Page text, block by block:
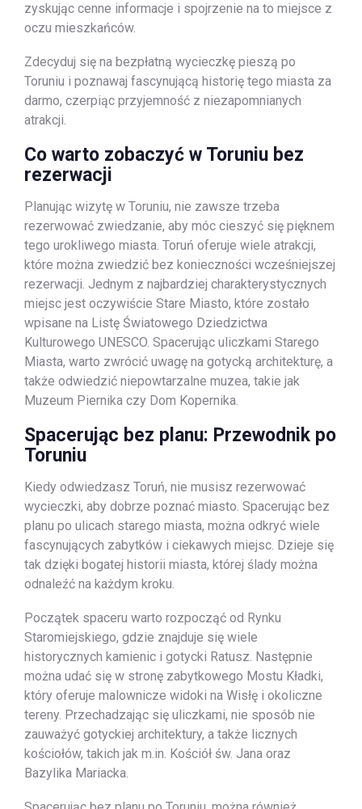
zyskując cenne informacje i spojrzenie na to miejsce z
oczu mieszkańców.
Zdecyduj się na bezpłatną wycieczkę pieszą po
Toruniu i poznawaj fascynującą historię tego miasta za
darmo, czerpiąc przyjemność z niezapomnianych
atrakcji.
Co warto zobaczyć w Toruniu bez
rezerwacji
Planując wizytę w Toruniu, nie zawsze trzeba
rezerwować zwiedzanie, aby móc cieszyć się pięknem
tego urokliwego miasta. Toruń oferuje wiele atrakcji,
które można zwiedzić bez konieczności wcześniejszej
rezerwacji. Jednym z najbardziej charakterystycznych
miejsc jest oczywiście Stare Miasto, które zostało
wpisane na Listę Światowego Dziedzictwa
Kulturowego UNESCO. Spacerując uliczkami Starego
Miasta, warto zwrócić uwagę na gotycką architekturę, a
także odwiedzić niepowtarzalne muzea, takie jak
Muzeum Piernika czy Dom Kopernika.
Spacerując bez planu: Przewodnik po
Toruniu
Kiedy odwiedzasz Toruń, nie musisz rezerwować
wycieczki, aby dobrze poznać miasto. Spacerując bez
planu po ulicach starego miasta, można odkryć wiele
fascynujących zabytków i ciekawych miejsc. Dzieje się
tak dzięki bogatej historii miasta, której ślady można
odnaleźć na każdym kroku.
Początek spaceru warto rozpocząć od Rynku
Staromiejskiego, gdzie znajduje się wiele
historycznych kamienic i gotycki Ratusz. Następnie
można udać się w stronę zabytkowego Mostu Kładki,
który oferuje malownicze widoki na Wisłę i okoliczne
tereny. Przechadzając się uliczkami, nie sposób nie
zauważyć gotyckiej architektury, a także licznych
kościołów, takich jak m.in. Kościół św. Jana oraz
Bazylika Mariacka.